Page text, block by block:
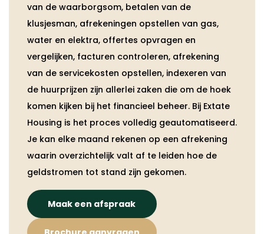
van de waarborgsom, betalen van de
klusjesman, afrekeningen opstellen van gas,
water en elektra, offertes opvragen en
vergelijken, facturen controleren, afrekening
van de servicekosten opstellen, indexeren van
de huurprijzen zijn allerlei zaken die om de hoek
komen kijken bij het financieel beheer. Bij Extate
Housing is het proces volledig geautomatiseerd.
Je kan elke maand rekenen op een afrekening
waarin overzichtelijk valt af te leiden hoe de
geldstromen tot stand zijn gekomen.
Maak een afspraak